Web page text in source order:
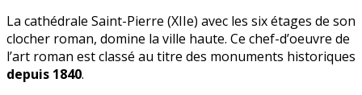
La cathédrale Saint-Pierre (XIIe) avec les six étages de son
clocher roman, domine la ville haute. Ce chef-d’oeuvre de
l’art roman est classé au titre des monuments historiques
depuis 1840.